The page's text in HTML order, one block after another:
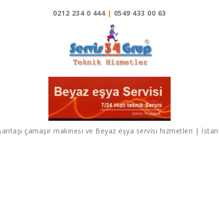
0212 234 0 444 | 0549 433 00 63
çamaşır makinesi ve Beyaz eşya servisi hizmetleri |